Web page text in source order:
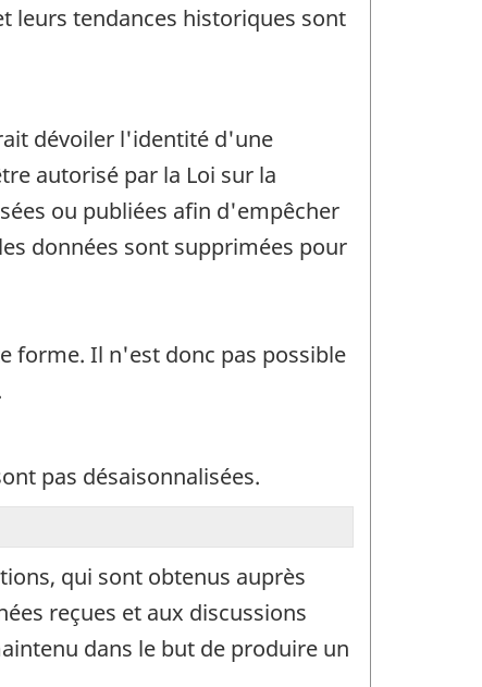
leurs tendances historiques sont
dévoiler l'identité d'une
autorisé par la Loi sur la
ou publiées afin d'empêcher
données sont supprimées pour
forme. Il n'est donc pas possible
pas désaisonnalisées.
qui sont obtenus auprès
reçues et aux discussions
dans le but de produire un